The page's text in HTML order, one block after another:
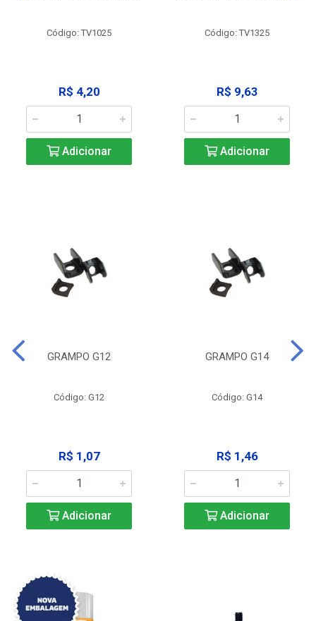
Código: TV1025
R$ 4,20
Adicionar
Código: TV1325
R$ 9,63
Adicionar
GRAMPO G12
Código: G12
R$ 1,07
Adicionar
GRAMPO G14
Código: G14
R$ 1,46
Adicionar